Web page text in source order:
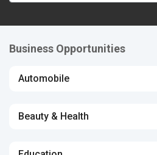
Business Opportunities
Automobile
Beauty & Health